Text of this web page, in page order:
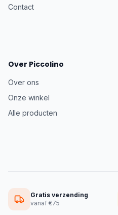
Contact
Over Piccolino
Over ons
Onze winkel
Alle producten
Gratis verzending
vanaf €75